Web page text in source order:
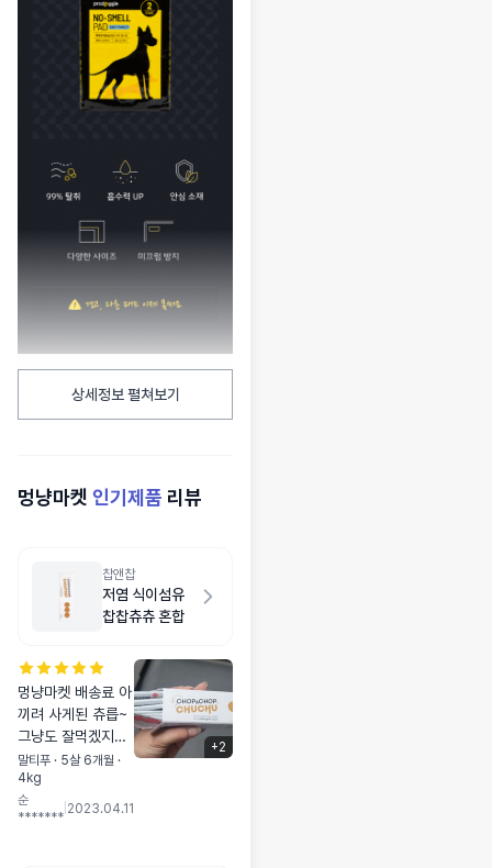
상세정보 펼쳐보기
멍냥마켓 인기제품 리뷰
찹앤찹
저염 식이섬유
찹찹츄츄 혼합
멍냥마켓 배송료 아
끼려 사게된 츄릅~
그냥도 잘먹겠지만
영양제섞어서 급여
했어요😄 3가지 맛
으로 2개씩 총6봉
말티푸 · 5살 6개월 ·
4kg
순
*******
2023.04.11
+2